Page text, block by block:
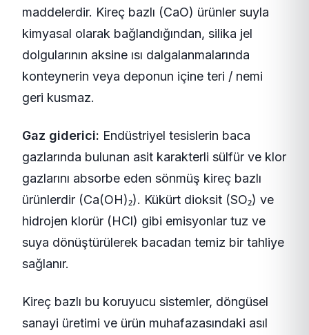
maddelerdir. Kireç bazlı (CaO) ürünler suyla
kimyasal olarak bağlandığından, silika jel
dolgularının aksine ısı dalgalanmalarında
konteynerin veya deponun içine teri / nemi
geri kusmaz.
Gaz giderici: Endüstriyel tesislerin baca
gazlarında bulunan asit karakterli sülfür ve klor
gazlarını absorbe eden sönmüş kireç bazlı
ürünlerdir (Ca(OH)₂). Kükürt dioksit (SO₂) ve
hidrojen klorür (HCl) gibi emisyonlar tuz ve
suya dönüştürülerek bacadan temiz bir tahliye
sağlanır.
Kireç bazlı bu koruyucu sistemler, döngüsel
sanayi üretimi ve ürün muhafazasındaki asıl